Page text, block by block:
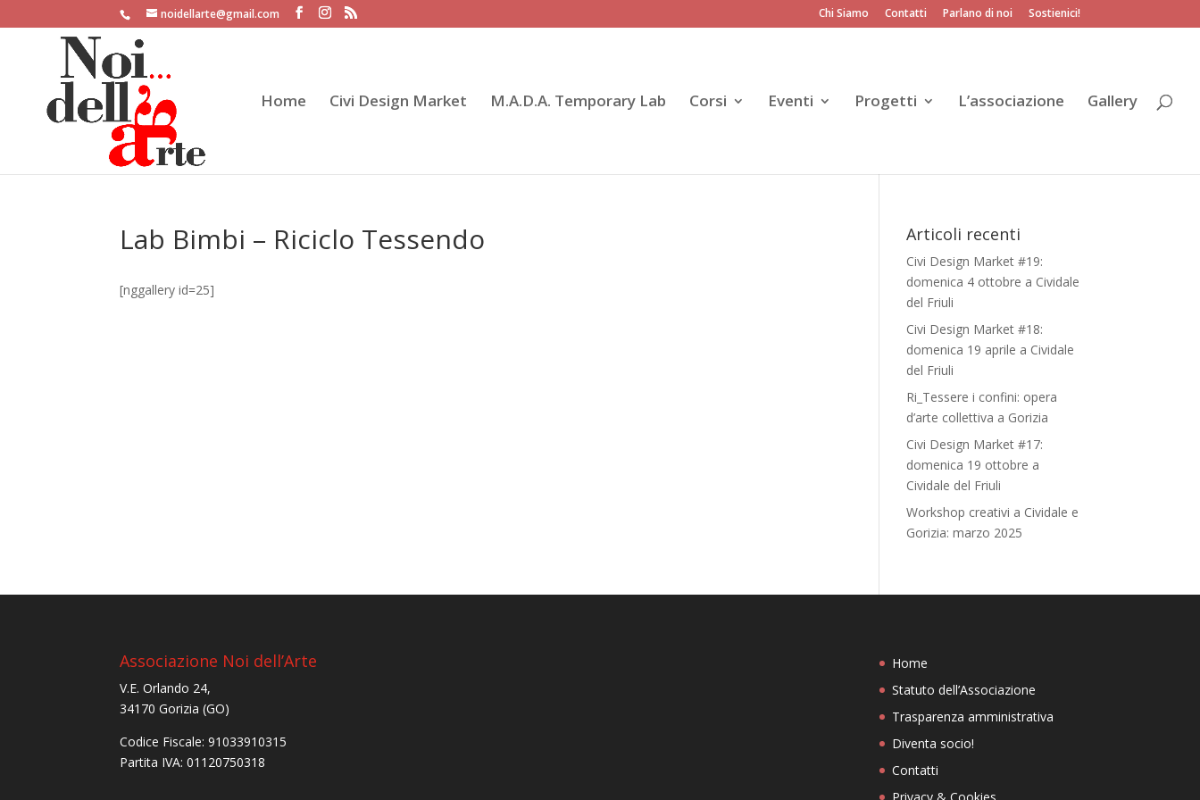
noidellarte@gmail.com Chi Siamo Contatti Parlano di noi Sostienici!
Home Civi Design Market M.A.D.A. Temporary Lab Corsi Eventi Progetti L’associazione Gallery
Lab Bimbi – Riciclo Tessendo
[nggallery id=25]
Articoli recenti
Civi Design Market #19:
domenica 4 ottobre a Cividale
del Friuli
Civi Design Market #18:
domenica 19 aprile a Cividale
del Friuli
Ri_Tessere i confini: opera
d’arte collettiva a Gorizia
Civi Design Market #17:
domenica 19 ottobre a
Cividale del Friuli
Workshop creativi a Cividale e
Gorizia: marzo 2025
Associazione Noi dell’Arte
V.E. Orlando 24,
34170 Gorizia (GO)
Codice Fiscale: 91033910315
Partita IVA: 01120750318
Home
Statuto dell’Associazione
Trasparenza amministrativa
Diventa socio!
Contatti
Privacy & Cookies